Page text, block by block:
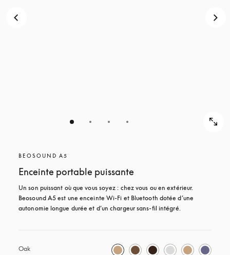
BEOSOUND A5
Enceinte portable puissante
Un son puissant où que vous soyez : chez vous ou en extérieur.
Beosound A5 est une enceinte Wi-Fi et Bluetooth dotée d’une
autonomie longue durée et d’un chargeur sans-fil intégré.
Oak